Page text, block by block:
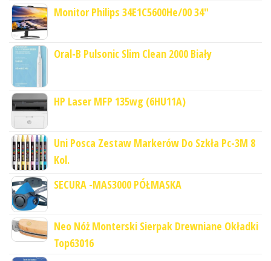
Monitor Philips 34E1C5600He/00 34"
Oral-B Pulsonic Slim Clean 2000 Biały
HP Laser MFP 135wg (6HU11A)
Uni Posca Zestaw Markerów Do Szkła Pc-3M 8
Kol.
SECURA -MAS3000 PÓŁMASKA
Neo Nóż Monterski Sierpak Drewniane Okładki
Top63016